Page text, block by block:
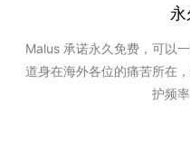
Malus 承诺永久免费，可以
道身在海外各位的痛苦所在
护频